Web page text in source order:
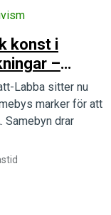
konst i
–
Film
Labba sitter nu
marker för att
Samebyn drar